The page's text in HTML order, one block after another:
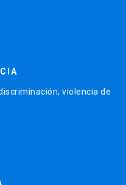
violencia de